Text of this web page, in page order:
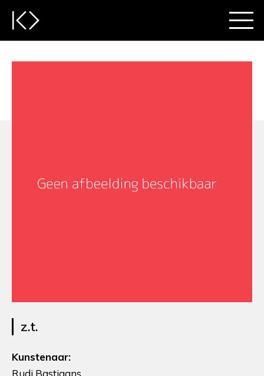
z.t.
Kunstenaar:
Rudi Bastiaans